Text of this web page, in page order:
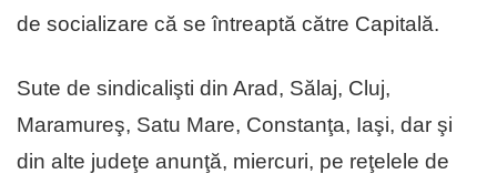
de socializare că se întreaptă către Capitală.
Sute de sindicalişti din Arad, Sălaj, Cluj,
Maramureş, Satu Mare, Constanţa, Iaşi, dar şi
din alte judeţe anunţă, miercuri, pe reţelele de